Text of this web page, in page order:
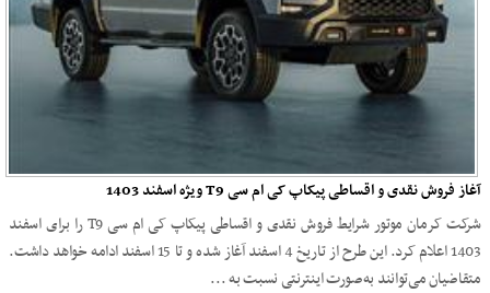
آغاز فروش نقدی و اقساطی پیکاپ کی ام سی T9 ویژه اسفند 1403
شرکت کرمان موتور شرایط فروش نقدی و اقساطی پیکاپ کی ام سی T9 را برای اسفند
1403 اعلام کرد. این طرح از تاریخ 4 اسفند آغاز شده و تا 15 اسفند ادامه خواهد داشت.
متقاضیان می‌توانند به‌صورت اینترنتی نسبت به ...